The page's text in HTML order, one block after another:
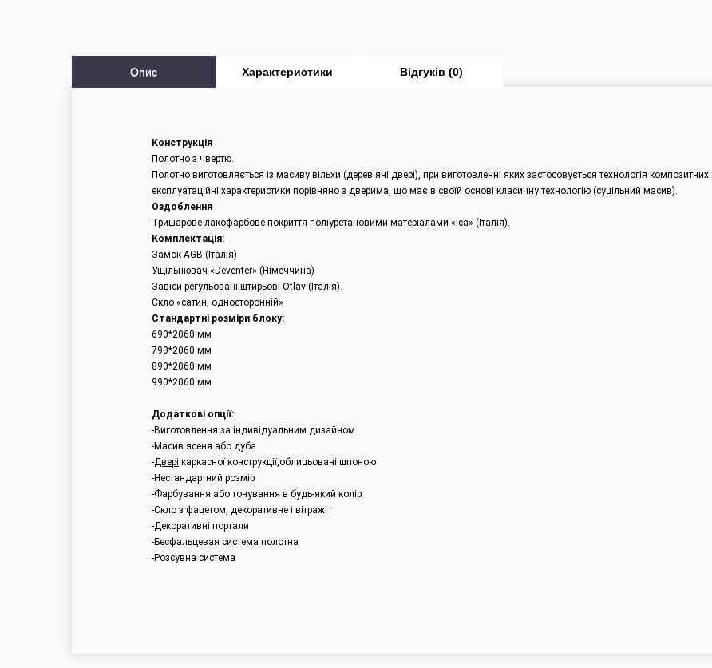
Опис Характеристики Відгуків (0)
Конструкція
Полотно з чвертю.
Полотно виготовляється із масиву вільхи (дерев'яні двері), при виготовленні яких застосовується технологія
експлуатаційні характеристики порівняно з дверима, що має в своїй основі класичну технологію (суцільний масив).
Оздоблення
Тришарове лакофарбове покриття поліуретановими матеріалами «Ica» (Італія).
Комплектація:
Замок AGB (Італія)
Ущільнювач «Deventer» (Німеччина)
Завіси регульовані штирьові Otlav (Італія).
Скло «сатин, односторонній»
Стандартні розміри блоку:
690*2060 мм
790*2060 мм
890*2060 мм
990*2060 мм
Додаткові опції:
-Виготовлення за індивідуальним дизайном
-Масив ясеня або дуба
-Двері каркасної конструкції,облицьовані шпоною
-Нестандартний розмір
-Фарбування або тонування в будь-який колір
-Скло з фацетом, декоративне і вітражі
-Декоративні портали
-Бесфальцевая система полотна
-Розсувна система